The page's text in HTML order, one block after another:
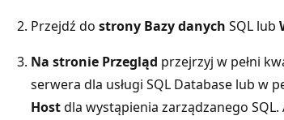
Przejdź do strony Bazy danych SQL lub
Na stronie Przegląd przejrzyj w pełni
serwera dla usługi SQL Database lub w
Hostdla wystąpienia zarządzanego